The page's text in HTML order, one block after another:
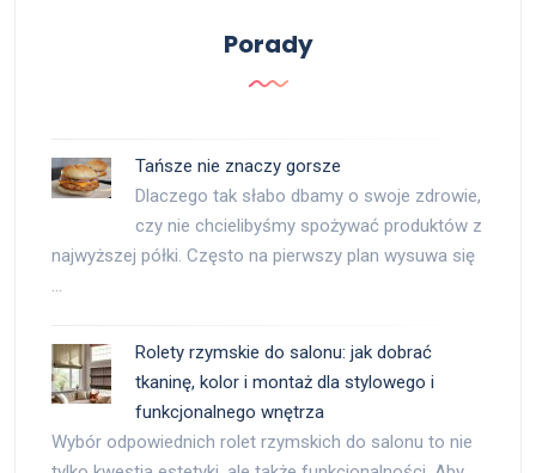
Porady
Tańsze nie znaczy gorsze
Dlaczego tak słabo dbamy o swoje zdrowie,
czy nie chcielibyśmy spożywać produktów z
najwyższej półki. Często na pierwszy plan wysuwa się
…
Rolety rzymskie do salonu: jak dobrać
tkaninę, kolor i montaż dla stylowego i
funkcjonalnego wnętrza
Wybór odpowiednich rolet rzymskich do salonu to nie